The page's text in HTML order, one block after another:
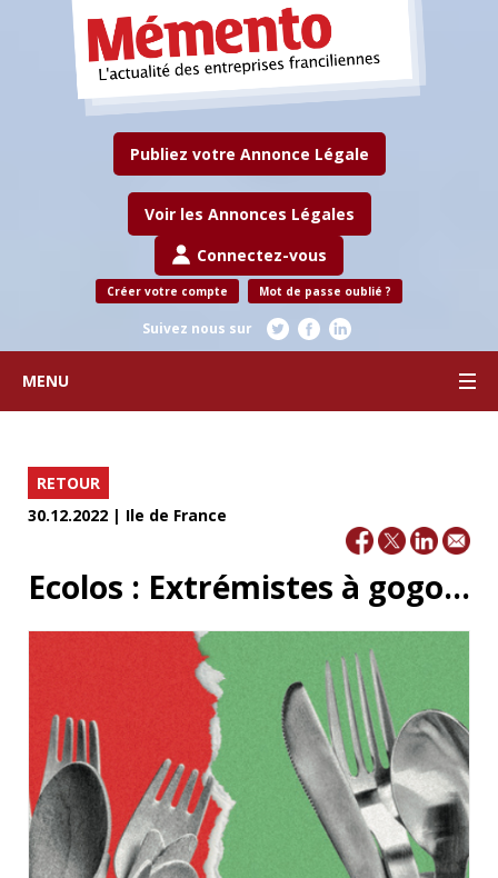
Publiez votre Annonce Légale
Voir les Annonces Légales
Connectez-vous
Créer votre compte Mot de passe oublié ?
Suivez nous sur
MENU
RETOUR
30.12.2022 | Ile de France
Ecolos : Extrémistes à gogo...